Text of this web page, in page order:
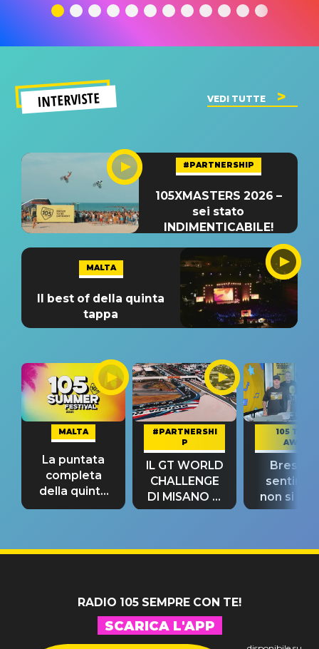
significato
del singolo
INTERVISTE VEDI TUTTE
#PARTNERSHIP
105XMASTERS 2026 –
sei stato
INDIMENTICABILE!
MALTA
Il best of della quinta
tappa
MALTA
La puntata
completa
della quinta
tappa
#PARTNERSHI
P
IL GT WORLD
CHALLENGE
DI MISANO si
riconferma
105 TAKE
AWAY
Bresh:
non si
fino alla
RADIO 105 SEMPRE CON TE!
SCARICA L'APP